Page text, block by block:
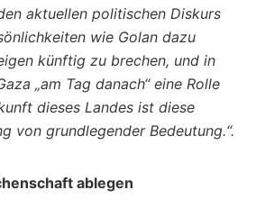
aktuellen politischen Diskurs
wie Golan dazu
künftig zu brechen, und in
„am Tag danach“ eine Rolle
dieses Landes ist diese
von grundlegender Bedeutung.“.
ablegen